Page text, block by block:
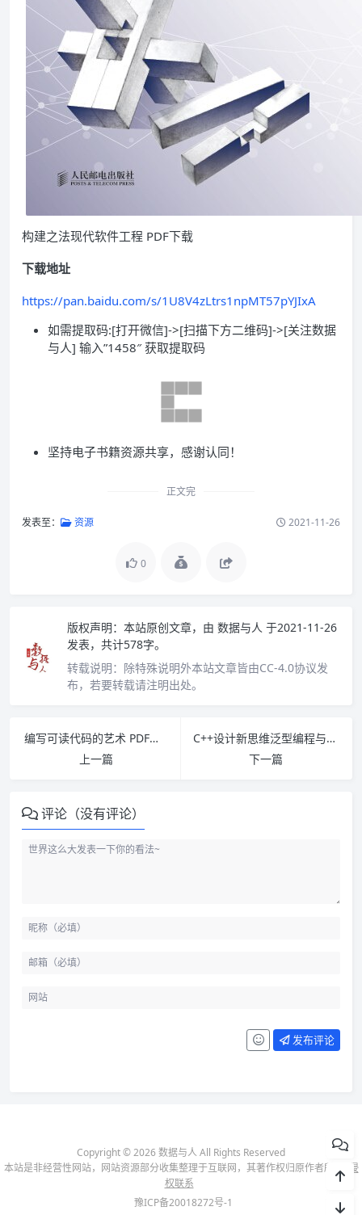
构建之法现代软件工程 PDF下载
下载地址
https://pan.baidu.com/s/1U8V4zLtrs1npMT57pYJIxA
如需提取码:[打开微信]->[扫描下方二维码]->[关注数据
与人] 输入”1458″ 获取提取码
坚持电子书籍资源共享，感谢认同！
正文完
发表至： 资源 2021-11-26
0
版权声明： 本站原创文章，由 数据与人 于2021-11-26
发表，共计578字。
转载说明： 除特殊说明外本站文章皆由CC-4.0协议发
布，若要转载请注明出处。
编写可读代码的艺术 PDF下载
上一篇
C++设计新思维泛型编程与设计模式之应用 PDF下载
下一篇
评论（没有评论）
发布评论
Copyright © 2026 数据与人 All Rights Reserved
本站是非经营性网站，网站资源部分收集整理于互联网，其著作权归原作者所有-
侵
权联系
豫ICP备20018272号-1